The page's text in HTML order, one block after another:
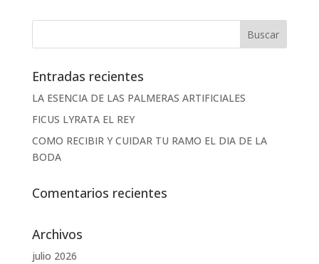
Entradas recientes
LA ESENCIA DE LAS PALMERAS ARTIFICIALES
FICUS LYRATA EL REY
COMO RECIBIR Y CUIDAR TU RAMO EL DIA DE LA
BODA
Comentarios recientes
Archivos
julio 2026